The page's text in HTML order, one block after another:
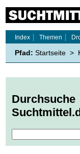
Index
Themen
Pfad: Startseite >
Durchsuche